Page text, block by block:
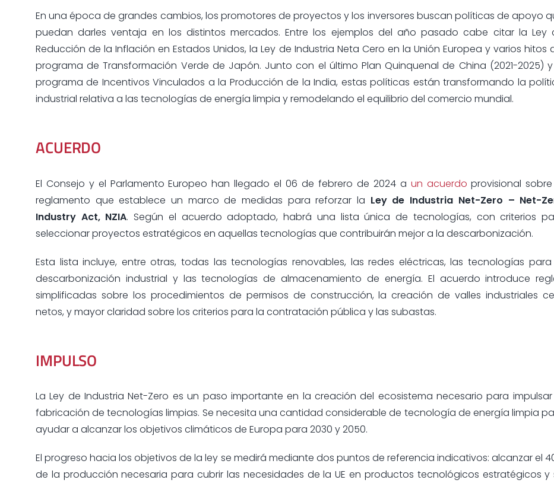
En una época de grandes cambios, los promotores de proyectos y los inversores buscan políticas de apoyo
puedan darles ventaja en los distintos mercados. Entre los ejemplos del año pasado cabe citar la Ley
Reducción de la Inflación en Estados Unidos, la Ley de Industria Neta Cero en la Unión Europea y varios hitos
programa de Transformación Verde de Japón. Junto con el último Plan Quinquenal de China (2021-2025)
programa de Incentivos Vinculados a la Producción de la India, estas políticas están transformando la
industrial relativa a las tecnologías de energía limpia y remodelando el equilibrio del comercio mundial.
ACUERDO
El Consejo y el Parlamento Europeo han llegado el 06 de febrero de 2024 a un acuerdo provisional
reglamento que establece un marco de medidas para reforzar la Ley de Industria Net-Zero – Net-
Industry Act, NZIA. Según el acuerdo adoptado, habrá una lista única de tecnologías, con criterios
seleccionar proyectos estratégicos en aquellas tecnologías que contribuirán mejor a la descarbonización.
Esta lista incluye, entre otras, todas las tecnologías renovables, las redes eléctricas, las tecnologías
descarbonización industrial y las tecnologías de almacenamiento de energía. El acuerdo introduce
simplificadas sobre los procedimientos de permisos de construcción, la creación de valles industriales
netos, y mayor claridad sobre los criterios para la contratación pública y las subastas.
IMPULSO
La Ley de Industria Net-Zero es un paso importante en la creación del ecosistema necesario para
fabricación de tecnologías limpias. Se necesita una cantidad considerable de tecnología de energía limpia
ayudar a alcanzar los objetivos climáticos de Europa para 2030 y 2050.
El progreso hacia los objetivos de la ley se medirá mediante dos puntos de referencia indicativos: alcanzar el
de la producción necesaria para cubrir las necesidades de la UE en productos tecnológicos estratégicos y